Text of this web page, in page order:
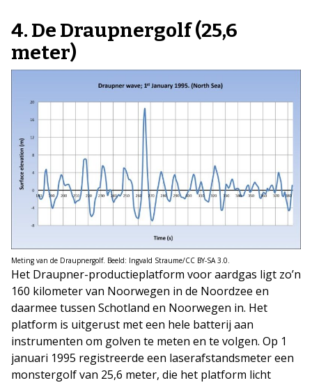
4. De Draupnergolf (25,6
meter)
Meting van de Draupnergolf. Beeld: Ingvald Straume/CC BY-SA 3.0.
Het Draupner-productieplatform voor aardgas ligt zo’n
160 kilometer van Noorwegen in de Noordzee en
daarmee tussen Schotland en Noorwegen in. Het
platform is uitgerust met een hele batterij aan
instrumenten om golven te meten en te volgen. Op 1
januari 1995 registreerde een laserafstandsmeter een
monstergolf van 25,6 meter, die het platform licht